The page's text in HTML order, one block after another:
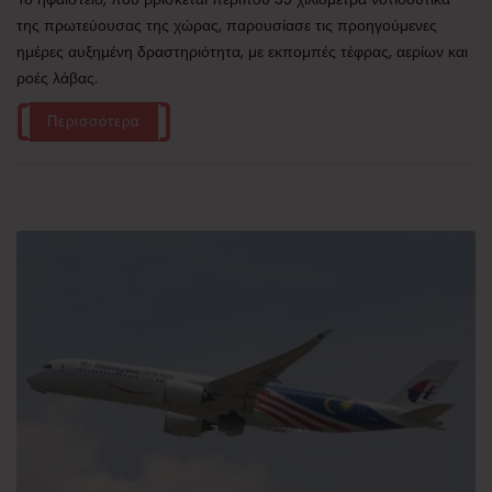
της πρωτεύουσας της χώρας, παρουσίασε τις προηγούμενες
ημέρες αυξημένη δραστηριότητα, με εκπομπές τέφρας, αερίων και
ροές λάβας.
Περισσότερα